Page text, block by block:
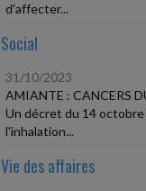
d'affecter...
Social
31/10/2023
AMIANTE : CANCERS
Un décret du 14 octobre
l'inhalation...
Vie des affaires